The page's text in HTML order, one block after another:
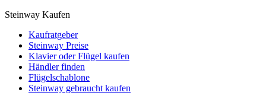
Steinway Kaufen
Kaufratgeber
Steinway Preise
Klavier oder Flügel kaufen
Händler finden
Flügelschablone
Steinway gebraucht kaufen